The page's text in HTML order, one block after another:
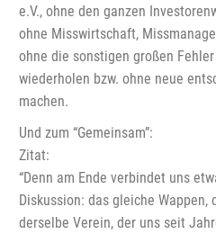
e.V., ohne den ganzen
ohne Misswirtschaft,
ohne die sonstigen großen
wiederholen bzw. ohne neue
machen.
Und zum “Gemeinsam”:
Zitat:
“Denn am Ende verbindet uns
Diskussion: das gleiche Wappen,
derselbe Verein, der uns seit